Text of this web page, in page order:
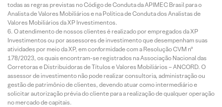
todas as regras previstas no Código de Conduta da APIMEC Brasil para o
Analista de Valores Mobiliários e na Política de Conduta dos Analistas de
Valores Mobiliários da XP Investimentos.
O atendimento de nossos clientes é realizado por empregados da XP
Investimentos ou por assessores de investimento que desempenham suas
atividades por meio da XP, em conformidade com a Resolução CVM nº
178/2023, os quais encontram-se registrados na Associação Nacional das
Corretoras e Distribuidoras de Títulos e Valores Mobiliários – ANCORD. O
assessor de investimento não pode realizar consultoria, administração ou
gestão de patrimônio de clientes, devendo atuar como intermediário e
solicitar autorização prévia do cliente para a realização de qualquer operação
no mercado de capitais.